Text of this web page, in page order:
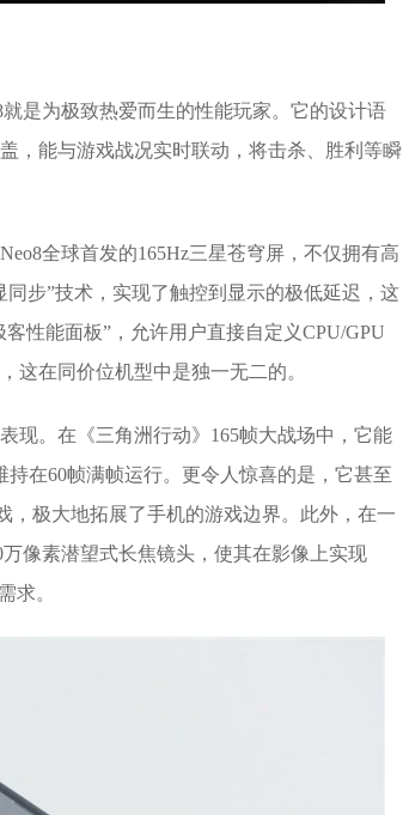
是为极致热爱而生的性能玩家。它的设计语
，能与游戏战况实时联动，将击杀、胜利等瞬
全球首发的165Hz三星苍穹屏，不仅拥有高
步”技术，实现了触控到显示的极低延迟，这
性能面板”，允许用户直接自定义CPU/GPU
这在同价位机型中是独一无二的。
现。在《三角洲行动》165帧大战场中，它能
在60帧满帧运行。更令人惊喜的是，它甚至
，极大地拓展了手机的游戏边界。此外，在一
像素潜望式长焦镜头，使其在影像上实现
求。